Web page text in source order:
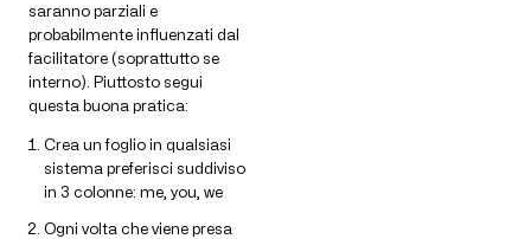
saranno parziali e
probabilmente influenzati dal
facilitatore (soprattutto se
interno). Piuttosto segui
questa buona pratica:
Crea un foglio in qualsiasi
sistema preferisci suddiviso
in 3 colonne: me, you, we
Ogni volta che viene presa